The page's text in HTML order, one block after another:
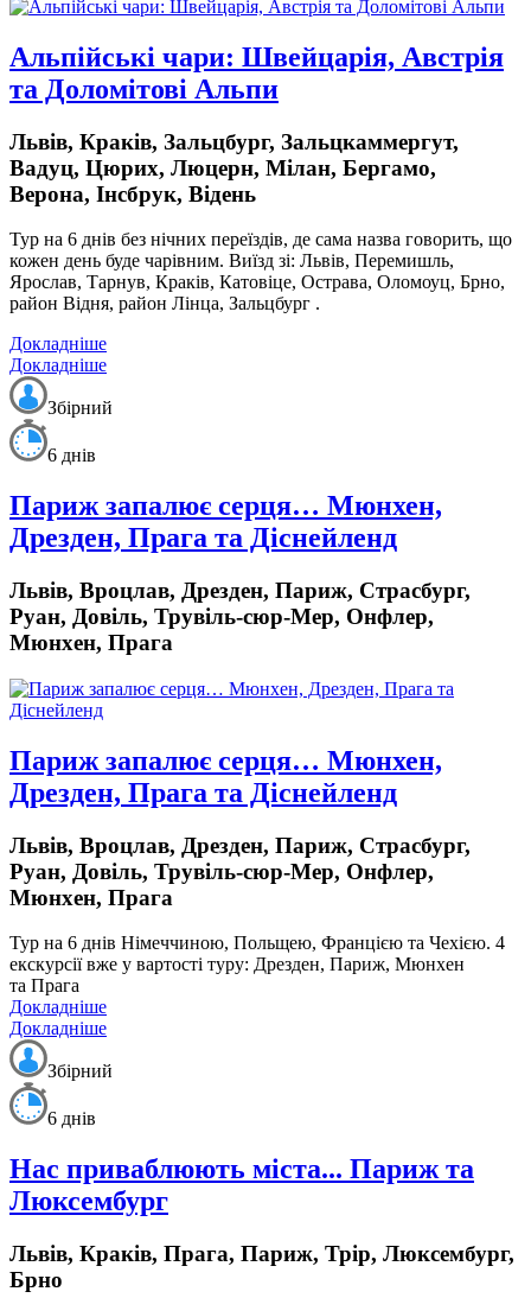
Альпійські чари: Швейцарія, Австрія
та Доломітові Альпи
Львів, Краків, Зальцбург, Зальцкаммергут,
Вадуц, Цюрих, Люцерн, Мілан, Бергамо,
Верона, Інсбрук, Відень
Тур на 6 днів без нічних переїздів, де сама назва говорить, що
кожен день буде чарівним. Виїзд зі: Львів, Перемишль,
Ярослав, Тарнув, Краків, Катовіце, Острава, Оломоуц, Брно,
район Відня, район Лінца, Зальцбург .
Докладніше
Докладніше
Збірний
6 днів
Париж запалює серця… Мюнхен,
Дрезден, Прага та Діснейленд
Львів, Вроцлав, Дрезден, Париж, Страсбург,
Руан, Довіль, Трувіль-сюр-Мер, Онфлер,
Мюнхен, Прага
Париж запалює серця… Мюнхен,
Дрезден, Прага та Діснейленд
Львів, Вроцлав, Дрезден, Париж, Страсбург,
Руан, Довіль, Трувіль-сюр-Мер, Онфлер,
Мюнхен, Прага
Тур на 6 днів Німеччиною, Польщею, Францією та Чехією. 4
екскурсії вже у вартості туру: Дрезден, Париж, Мюнхен
та Прага
Докладніше
Докладніше
Збірний
6 днів
Нас приваблюють міста... Париж та
Люксембург
Львів, Краків, Прага, Париж, Трір, Люксембург,
Брно